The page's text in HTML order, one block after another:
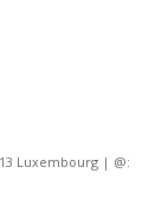
Luxembourg | @: